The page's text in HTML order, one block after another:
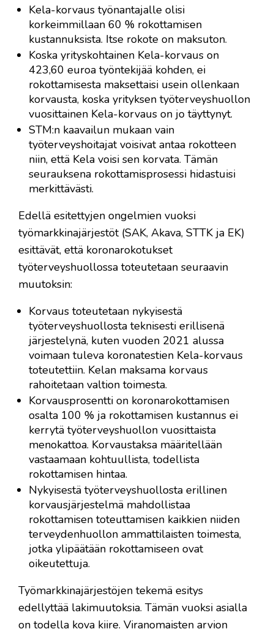
Kela-korvaus työnantajalle olisi
korkeimmillaan 60 % rokottamisen
kustannuksista. Itse rokote on maksuton.
Koska yrityskohtainen Kela-korvaus on
423,60 euroa työntekijää kohden, ei
rokottamisesta maksettaisi usein ollenkaan
korvausta, koska yrityksen työterveyshuollon
vuosittainen Kela-korvaus on jo täyttynyt.
STM:n kaavailun mukaan vain
työterveyshoitajat voisivat antaa rokotteen
niin, että Kela voisi sen korvata. Tämän
seurauksena rokottamisprosessi hidastuisi
merkittävästi.
Edellä esitettyjen ongelmien vuoksi
työmarkkinajärjestöt (SAK, Akava, STTK ja EK)
esittävät, että koronarokotukset
työterveyshuollossa toteutetaan seuraavin
muutoksin:
Korvaus toteutetaan nykyisestä
työterveyshuollosta teknisesti erillisenä
järjestelynä, kuten vuoden 2021 alussa
voimaan tuleva koronatestien Kela-korvaus
toteutettiin. Kelan maksama korvaus
rahoitetaan valtion toimesta.
Korvausprosentti on koronarokottamisen
osalta 100 % ja rokottamisen kustannus ei
kerrytä työterveyshuollon vuosittaista
menokattoa. Korvaustaksa määritellään
vastaamaan kohtuullista, todellista
rokottamisen hintaa.
Nykyisestä työterveyshuollosta erillinen
korvausjärjestelmä mahdollistaa
rokottamisen toteuttamisen kaikkien niiden
terveydenhuollon ammattilaisten toimesta,
jotka ylipäätään rokottamiseen ovat
oikeutettuja.
Työmarkkinajärjestöjen tekemä esitys
edellyttää lakimuutoksia. Tämän vuoksi asialla
on todella kova kiire. Viranomaisten arvion